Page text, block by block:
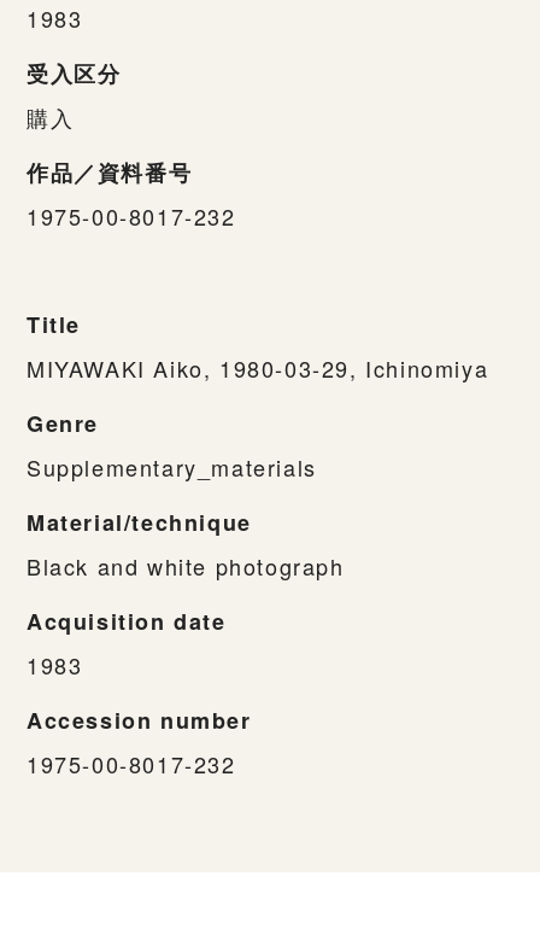
1983
受入区分
購入
作品／資料番号
1975-00-8017-232
Title
MIYAWAKI Aiko, 1980-03-29, Ichinomiya
Genre
Supplementary_materials
Material/technique
Black and white photograph
Acquisition date
1983
Accession number
1975-00-8017-232